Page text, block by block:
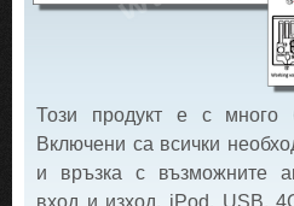
Този продукт е с много
Включени са всички
и връзка с възможните
вход и изход, iPod, USB,